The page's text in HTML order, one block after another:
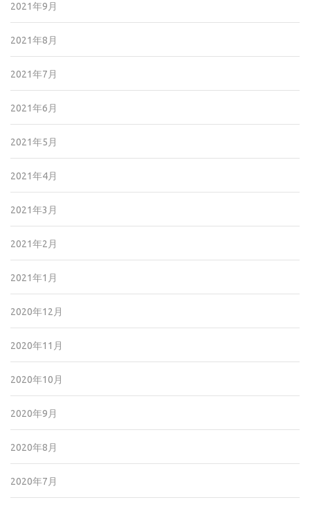
2021年9月
2021年8月
2021年7月
2021年6月
2021年5月
2021年4月
2021年3月
2021年2月
2021年1月
2020年12月
2020年11月
2020年10月
2020年9月
2020年8月
2020年7月